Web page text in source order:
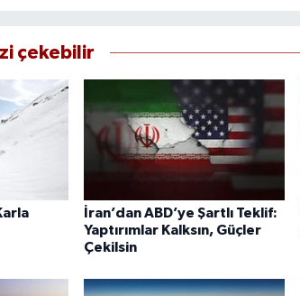
çekebilir
İran’dan ABD’ye Şartlı Teklif:
Yaptırımlar Kalksın, Güçler
Çekilsin